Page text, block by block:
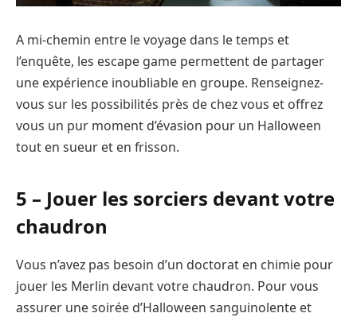
A mi-chemin entre le voyage dans le temps et
l’enquête, les escape game permettent de partager
une expérience inoubliable en groupe. Renseignez-
vous sur les possibilités près de chez vous et offrez
vous un pur moment d’évasion pour un Halloween
tout en sueur et en frisson.
5 – Jouer les sorciers devant votre
chaudron
Vous n’avez pas besoin d’un doctorat en chimie pour
jouer les Merlin devant votre chaudron. Pour vous
assurer une soirée d’Halloween sanguinolente et